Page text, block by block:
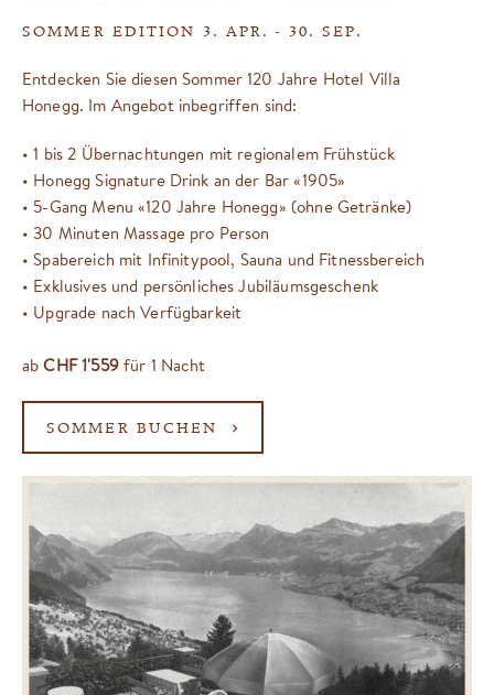
SOMMER EDITION 3. APR. - 30. SEP.
Entdecken Sie diesen Sommer 120 Jahre Hotel Villa
Honegg. Im Angebot inbegriffen sind:
• 1 bis 2 Übernachtungen mit regionalem Frühstück
• Honegg Signature Drink an der Bar «1905»
• 5-Gang Menu «120 Jahre Honegg» (ohne Getränke)
• 30 Minuten Massage pro Person
• Spabereich mit Infinitypool, Sauna und Fitnessbereich
• Exklusives und persönliches Jubiläumsgeschenk
• Upgrade nach Verfügbarkeit
ab CHF 1'559für 1 Nacht
SOMMER BUCHEN